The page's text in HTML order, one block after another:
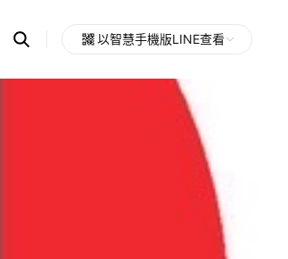
Search
OpenChats
messages
search
以智慧手機版LINE查看